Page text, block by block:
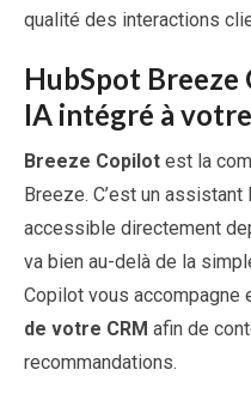
qualité des interactions
HubSpot Breeze
IA intégré à
Breeze Copilot est la
Breeze. C’est un
accessible directement
va bien au-delà de la
Copilot vous accompagne
de votre CRM afin de
recommandations.